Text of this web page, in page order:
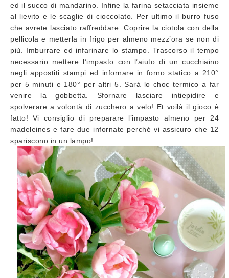
ed il succo di mandarino. Infine la farina setacciata insieme
al lievito e le scaglie di cioccolato. Per ultimo il burro fuso
che avrete lasciato raffreddare. Coprire la ciotola con della
pellicola e metterla in frigo per almeno mezz’ora se non di
più. Imburrare ed infarinare lo stampo. Trascorso il tempo
necessario mettere l’impasto con l’aiuto di un cucchiaino
negli appostiti stampi ed infornare in forno statico a 210°
per 5 minuti e 180° per altri 5. Sarà lo choc termico a far
venire la gobbetta. Sfornare lasciare intiepidire e
spolverare a volontà di zucchero a velo! Et voilà il gioco è
fatto! Vi consiglio di preparare l’impasto almeno per 24
madeleines e fare due infornate perché vi assicuro che 12
spariscono in un lampo!